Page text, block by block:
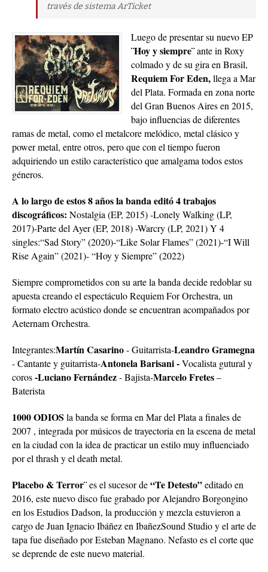
través de sistema ArTicket
Luego de presentar su nuevo EP
¨Hoy y siempre¨ante in Roxy
colmado y de su gira en Brasil,
Requiem For Eden,llega a Mar
del Plata. Formada en zona norte
del Gran Buenos Aires en 2015,
bajo influencias de diferentes
ramas de metal, como el metalcore melódico, metal clásico y
power metal, entre otros, pero que con el tiempo fueron
adquiriendo un estilo característico que amalgama todos estos
géneros.
A lo largo de estos 8 años la banda editó 4 trabajos
discográficos: Nostalgia (EP, 2015) -Lonely Walking (LP,
2017)-Parte del Ayer (EP, 2018) -Warcry (LP, 2021) Y 4
singles:“Sad Story” (2020)-“Like Solar Flames” (2021)-“I Will
Rise Again” (2021)- “Hoy y Siempre” (2022)
Siempre comprometidos con su arte la banda decide redoblar su
apuesta creando el espectáculo Requiem For Orchestra, un
formato electro acústico donde se encuentran acompañados por
Aeternam Orchestra.
Integrantes:Martín Casarino- Guitarrista-Leandro Gramegna
- Cantante y guitarrista-Antonela Barisani -Vocalista gutural y
coros-Luciano Fernández- Bajista-Marcelo Fretes–
Baterista
1000 ODIOS la banda se forma en Mar del Plata a finales de
2007 , integrada por músicos de trayectoria en la escena de metal
en la ciudad con la idea de practicar un estilo muy influenciado
por el thrash y el death metal.
Placebo & Terror¨es el sucesor de“Te Detesto”editado en
2016, este nuevo disco fue grabado por Alejandro Borgongino
en los Estudios Dadson, la producción y mezcla estuvieron a
cargo de Juan Ignacio Ibáñez en IbañezSound Studio y el arte de
tapa fue diseñado por Esteban Magnano. Nefasto es el corte que
se deprende de este nuevo material.